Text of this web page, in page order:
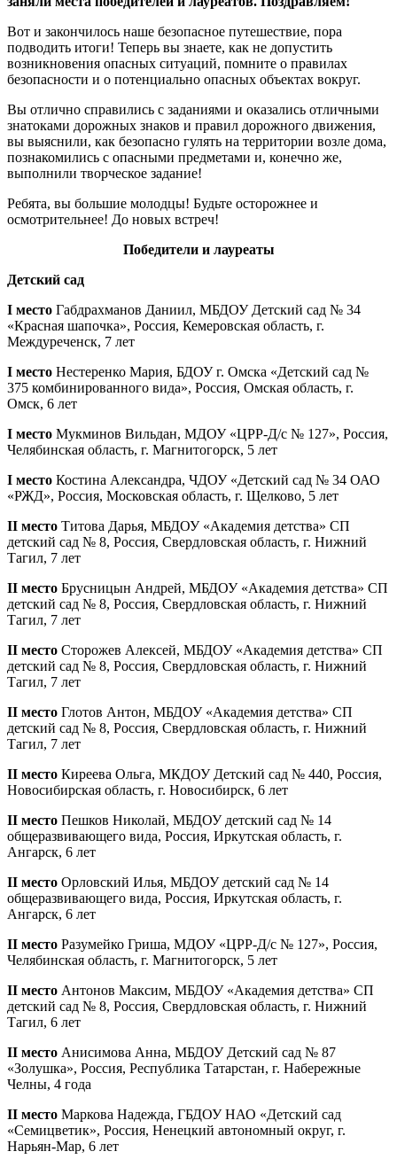
Вот и закончилось наше безопасное путешествие, пора
подводить итоги! Теперь вы знаете, как не допустить
возникновения опасных ситуаций, помните о правилах
безопасности и о потенциально опасных объектах вокруг.
Вы отлично справились с заданиями и оказались отличными
знатоками дорожных знаков и правил дорожного движения,
вы выяснили, как безопасно гулять на территории возле дома,
познакомились с опасными предметами и, конечно же,
выполнили творческое задание!
Ребята, вы большие молодцы! Будьте осторожнее и
осмотрительнее! До новых встреч!
Победители и лауреаты
Детский сад
I место Габдрахманов Даниил, МБДОУ Детский сад № 34
«Красная шапочка», Россия, Кемеровская область, г.
Междуреченск, 7 лет
I место Нестеренко Мария, БДОУ г. Омска «Детский сад №
375 комбинированного вида», Россия, Омская область, г.
Омск, 6 лет
I место Мукминов Вильдан, МДОУ «ЦРР-Д/с № 127», Россия,
Челябинская область, г. Магнитогорск, 5 лет
I место Костина Александра, ЧДОУ «Детский сад № 34 ОАО
«РЖД», Россия, Московская область, г. Щелково, 5 лет
II место Титова Дарья, МБДОУ «Академия детства» СП
детский сад № 8, Россия, Свердловская область, г. Нижний
Тагил, 7 лет
II место Брусницын Андрей, МБДОУ «Академия детства» СП
детский сад № 8, Россия, Свердловская область, г. Нижний
Тагил, 7 лет
II место Сторожев Алексей, МБДОУ «Академия детства» СП
детский сад № 8, Россия, Свердловская область, г. Нижний
Тагил, 7 лет
II место Глотов Антон, МБДОУ «Академия детства» СП
детский сад № 8, Россия, Свердловская область, г. Нижний
Тагил, 7 лет
II место Киреева Ольга, МКДОУ Детский сад № 440, Россия,
Новосибирская область, г. Новосибирск, 6 лет
II место Пешков Николай, МБДОУ детский сад № 14
общеразвивающего вида, Россия, Иркутская область, г.
Ангарск, 6 лет
II место Орловский Илья, МБДОУ детский сад № 14
общеразвивающего вида, Россия, Иркутская область, г.
Ангарск, 6 лет
II место Разумейко Гриша, МДОУ «ЦРР-Д/с № 127», Россия,
Челябинская область, г. Магнитогорск, 5 лет
II место Антонов Максим, МБДОУ «Академия детства» СП
детский сад № 8, Россия, Свердловская область, г. Нижний
Тагил, 6 лет
II место Анисимова Анна, МБДОУ Детский сад № 87
«Золушка», Россия, Республика Татарстан, г. Набережные
Челны, 4 года
II место Маркова Надежда, ГБДОУ НАО «Детский сад
«Семицветик», Россия, Ненецкий автономный округ, г.
Нарьян-Мар, 6 лет